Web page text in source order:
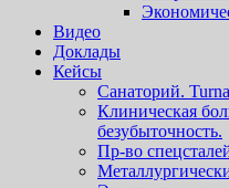
Видео
Доклады
Кейсы
Санаторий.
Клиническая
безубыточность.
Пр-во